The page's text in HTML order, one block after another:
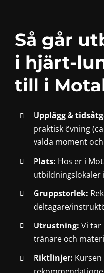
Så går
i hjärt-
till i
Upplägg &
praktisk övning
valda moment
Plats: Hos er i
utbildningslokaler
Gruppstorlek:
deltagare/
Utrustning: Vi tar
tränare och
Riktlinjer: